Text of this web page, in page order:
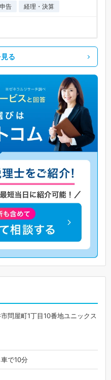
告 経理・決算
る
問屋町1丁目10番地ユニックス
で10分